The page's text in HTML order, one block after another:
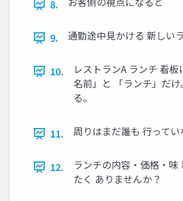
8.
9. 通勤途中見かける 新しい
10.
レストランA ランチ 看板
名前」と 「ランチ」だ
る。
11. 周りはまだ誰も 行って
12.
ランチの内容・価格・味
たく ありませんか？